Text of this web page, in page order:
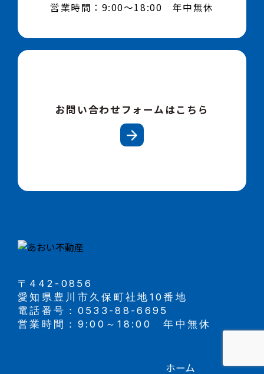
営業時間：9:00～18:00 年中無休
お問い合わせフォームはこちら
〒442-0856
愛知県豊川市久保町社地10番地
電話番号：0533-88-6695
営業時間：9:00～18:00 年中無休
ホーム